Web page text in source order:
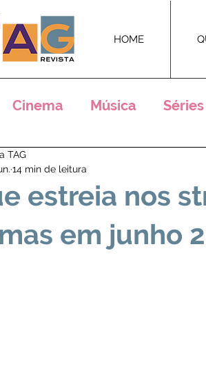
HOME
Cinema Música
estreia nos
em junho
TAG
14 min de leitura